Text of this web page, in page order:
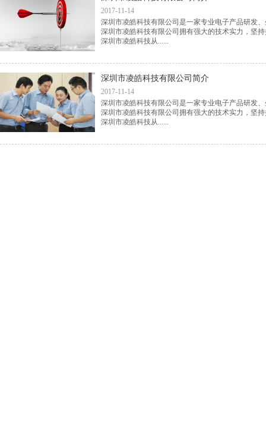
2017-11-14
深圳市凌皓科技有限公司是一家专业电子产品研发
深圳市凌皓科技有限公司拥有强大的技术实力，坚
深圳市凌皓科技从......
深圳市凌皓科技有限公司简介
2017-11-14
深圳市凌皓科技有限公司是一家专业电子产品研发
深圳市凌皓科技有限公司拥有强大的技术实力，坚
深圳市凌皓科技从......